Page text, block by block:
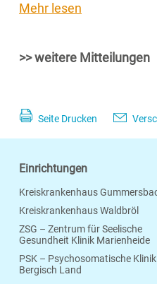
Mehr lesen
>> weitere Mitteilungen
Seite Drucken
Einrichtungen
Kreiskrankenhaus
Kreiskrankenhaus Waldbröl
ZSG – Zentrum für Seelische
Gesundheit Klinik Marienheide
PSK – Psychosomatische Klinik
Bergisch Land